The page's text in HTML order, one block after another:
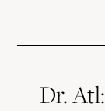
Dr.